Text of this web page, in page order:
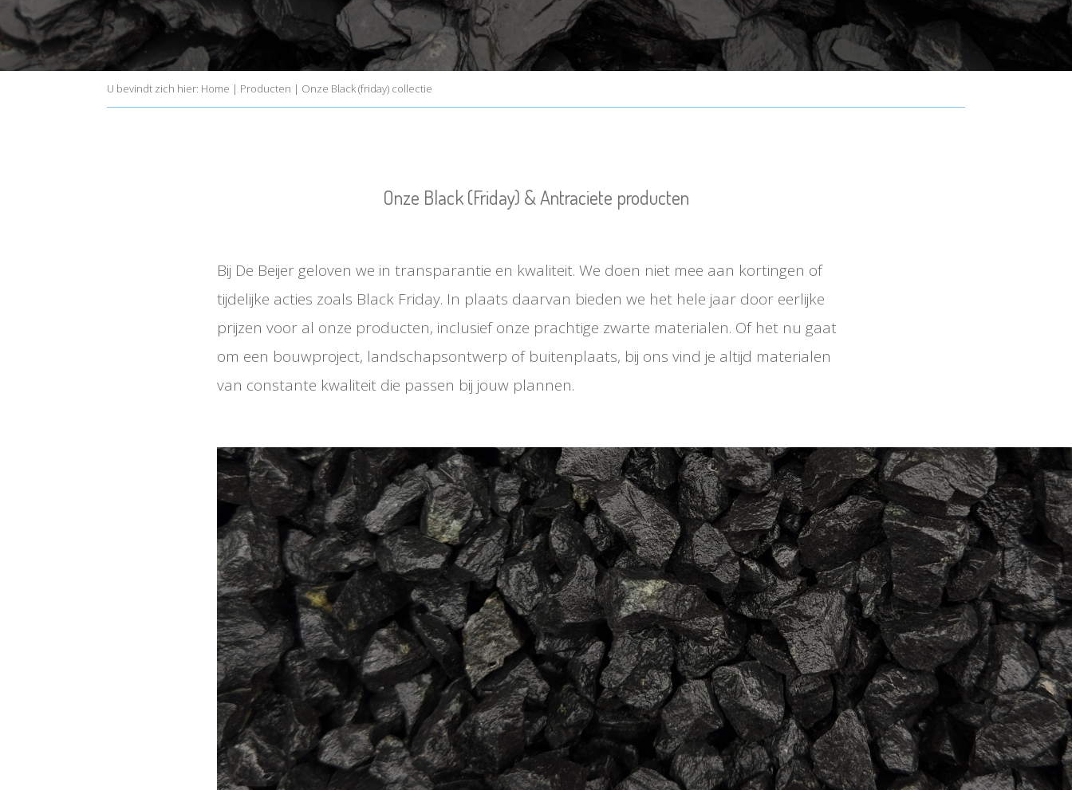
U bevindt zich hier: Home | Producten | Onze Black (friday) collectie
Onze Black (Friday) & Antraciete producten
Bij De Beijer geloven we in transparantie en kwaliteit. We doen niet mee aan kortingen of
tijdelijke acties zoals Black Friday. In plaats daarvan bieden we het hele jaar door eerlijke
prijzen voor al onze producten, inclusief onze prachtige zwarte materialen. Of het nu gaat
om een bouwproject, landschapsontwerp of buitenplaats, bij ons vind je altijd materialen
van constante kwaliteit die passen bij jouw plannen.